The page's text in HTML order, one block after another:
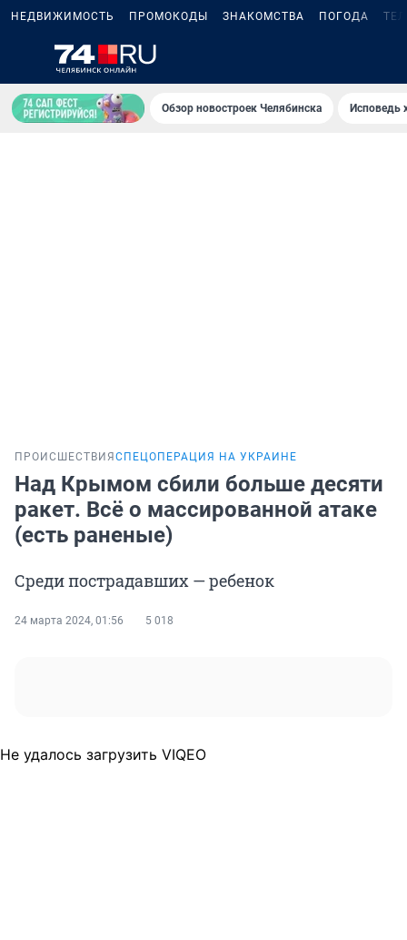
НЕДВИЖИМОСТЬ ПРОМОКОДЫ ЗНАКОМСТВА ПОГОДА
Обзор новостроек Челябинска Исповедь
ПРОИСШЕСТВИЯ СПЕЦОПЕРАЦИЯ НА УКРАИНЕ
Над Крымом сбили больше десяти
ракет. Всё о массированной атаке
(есть раненые)
Среди пострадавших — ребенок
24 марта 2024, 01:56 5 018
Не удалось загрузить VIQEO